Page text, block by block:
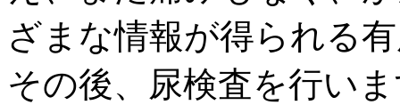
ざまな情報が得られる
その後、尿検査を行い